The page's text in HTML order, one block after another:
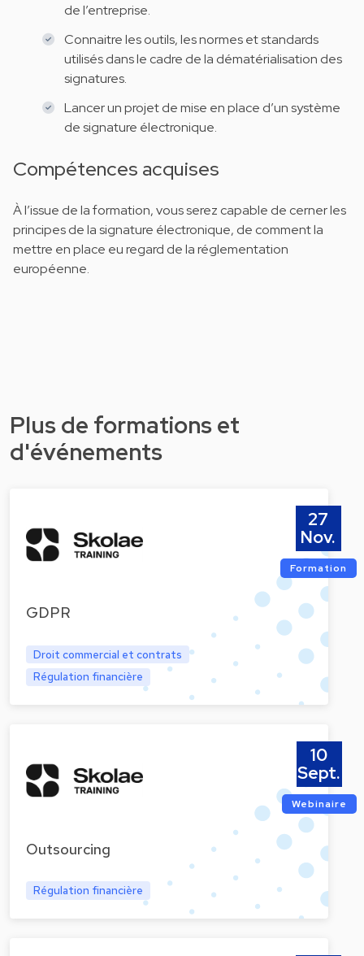
de l’entreprise.
Connaitre les outils, les normes et standards
utilisés dans le cadre de la dématérialisation des
signatures.
Lancer un projet de mise en place d’un système
de signature électronique.
Compétences acquises
À l’issue de la formation, vous serez capable de cerner les
principes de la signature électronique, de comment la
mettre en place eu regard de la réglementation
européenne.
Plus de formations et
d'événements
GDPR
Droit commercial et contrats
Régulation financière
27
Nov.
Formation
Outsourcing
Régulation financière
10
Sept.
Webinaire